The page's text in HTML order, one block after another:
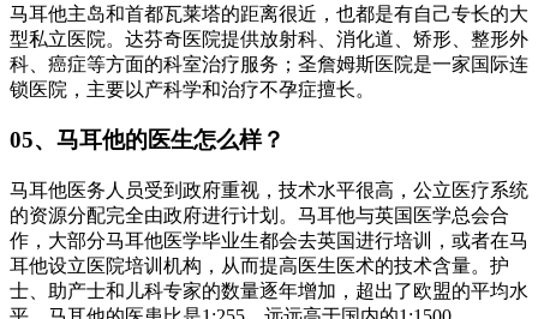
马耳他主岛和首都瓦莱塔的距离很近，也都是有自己专长的大
型私立医院。达芬奇医院提供放射科、消化道、矫形、整形外
科、癌症等方面的科室治疗服务；圣詹姆斯医院是一家国际连
锁医院，主要以产科学和治疗不孕症擅长。
05、马耳他的医生怎么样？
马耳他医务人员受到政府重视，技术水平很高，公立医疗系统
的资源分配完全由政府进行计划。马耳他与英国医学总会合
作，大部分马耳他医学毕业生都会去英国进行培训，或者在马
耳他设立医院培训机构，从而提高医生医术的技术含量。护
士、助产士和儿科专家的数量逐年增加，超出了欧盟的平均水